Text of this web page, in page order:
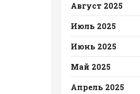
Август 2025
Июль 2025
Июнь 2025
Май 2025
Апрель 2025